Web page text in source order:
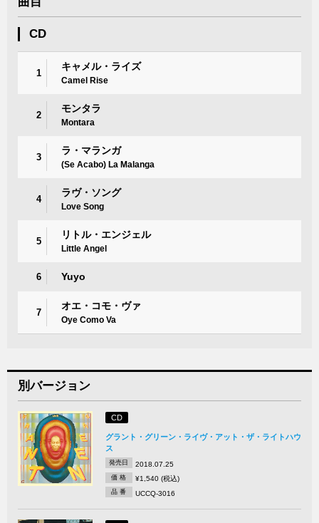
CD
1
キャメル・ライズ
Camel Rise
2
モンタラ
Montara
3
ラ・マランガ
(Se Acabo) La Malanga
4
ラヴ・ソング
Love Song
5
リトル・エンジェル
Little Angel
6 Yuyo
7
オエ・コモ・ヴァ
Oye Como Va
別バージョン
CD
グラント・グリーン・ライヴ・アット・ザ・ライトハウ
ス
発売日 2018.07.25
価 格 ¥1,540 (税込)
品 番 UCCQ-3016